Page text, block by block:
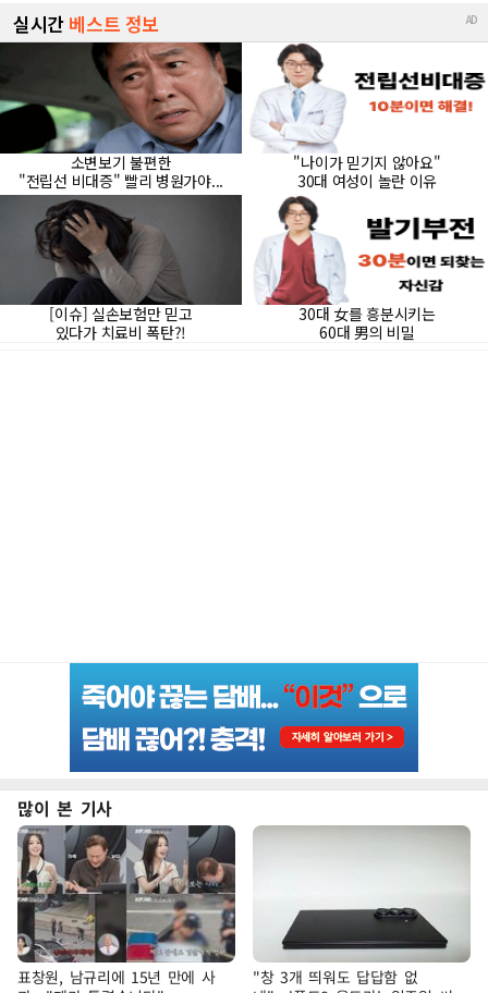
많이 본 기사
표창원, 남규리에 15년 만에 사
"창 3개 띄워도 답답함 없